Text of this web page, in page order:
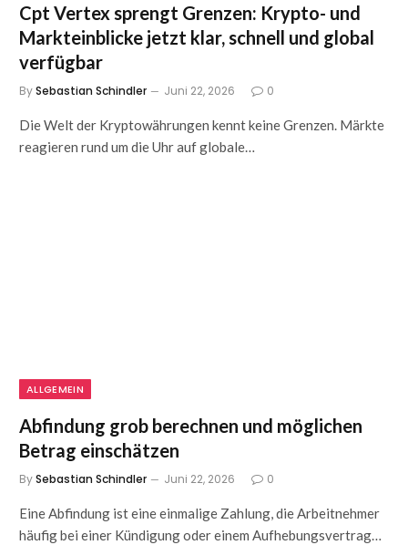
Cpt Vertex sprengt Grenzen: Krypto- und
Markteinblicke jetzt klar, schnell und global
verfügbar
BySebastian Schindler Juni 22, 2026 0
Die Welt der Kryptowährungen kennt keine Grenzen. Märkte
reagieren rund um die Uhr auf globale…
ALLGEMEIN
Abfindung grob berechnen und möglichen
Betrag einschätzen
BySebastian Schindler Juni 22, 2026 0
Eine Abfindung ist eine einmalige Zahlung, die Arbeitnehmer
häufig bei einer Kündigung oder einem Aufhebungsvertrag…